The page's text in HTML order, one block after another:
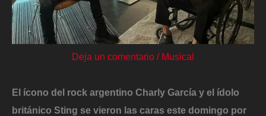
Deja un comentario / Musical
El ícono del rock argentino Charly García y el ídolo
británico Sting se vieron las caras este domingo por